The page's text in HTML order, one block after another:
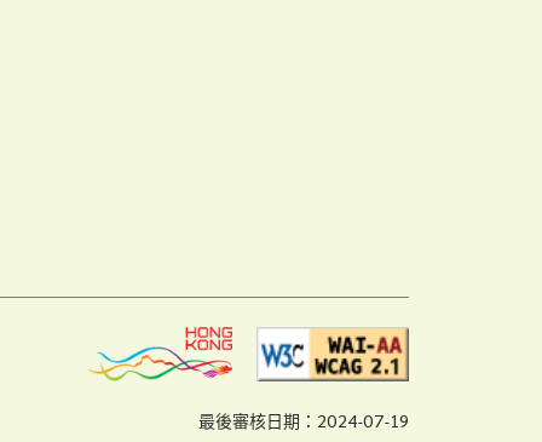
最後審核日期：2024-07-19